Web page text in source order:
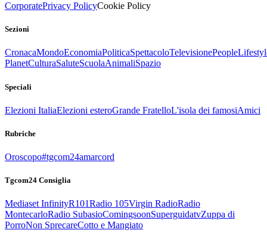
CorporatePrivacy PolicyCookie Policy
Sezioni
CronacaMondoEconomiaPoliticaSpettacoloTelevisionePeople
PlanetCulturaSaluteScuolaAnimaliSpazio
Speciali
Elezioni ItaliaElezioni esteroGrande FratelloL'isola dei famosiAmici
Rubriche
Oroscopo#tgcom24amarcord
Tgcom24 Consiglia
Mediaset InfinityR101Radio 105Virgin RadioRadio
MontecarloRadio SubasioComingsoonSuperguidatvZuppa di
PorroNon SprecareCotto e Mangiato